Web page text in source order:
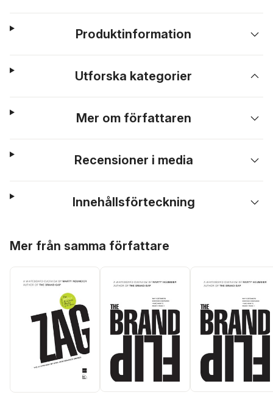
Produktinformation
Utforska kategorier
Mer om författaren
Recensioner i media
Innehållsförteckning
Mer från samma författare